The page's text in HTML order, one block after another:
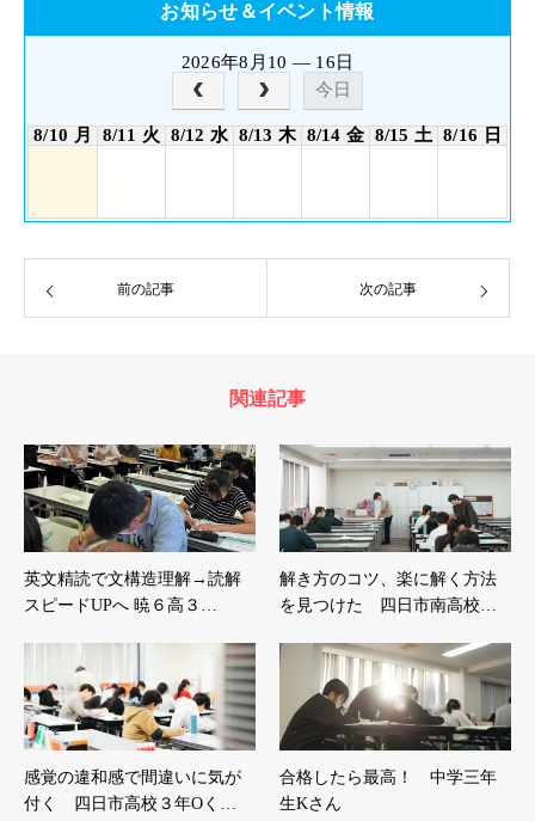
お知らせ＆イベント情報
2026年8月10 — 16日
今日
8/10 月 8/11 火 8/12 水 8/13 木 8/14 金 8/15 土 8/16 日
前の記事 次の記事
関連記事
英文精読で文構造理解→読解
スピードUPへ 暁６高３…
解き方のコツ、楽に解く方法
を見つけた 四日市南高校…
感覚の違和感で間違いに気が
付く 四日市高校３年Oく…
合格したら最高！ 中学三年
生Kさん